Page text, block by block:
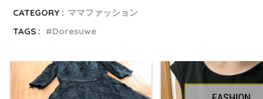
CATEGORY : ママファッション
TAGS :
Doresuwe